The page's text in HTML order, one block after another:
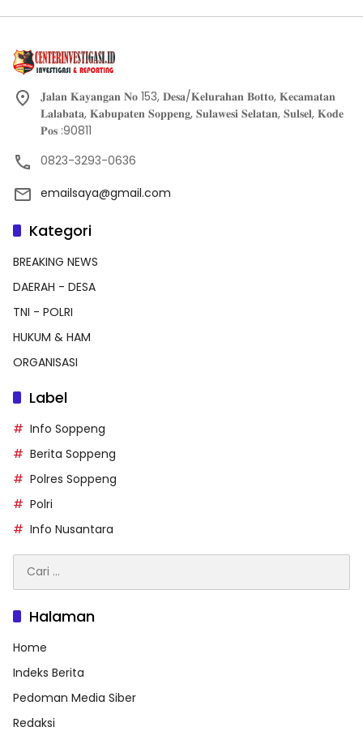
𝐉𝐚𝐥𝐚𝐧 𝐊𝐚𝐲𝐚𝐧𝐠𝐚𝐧 𝐍𝐨 153, 𝐃𝐞𝐬𝐚/𝐊𝐞𝐥𝐮𝐫𝐚𝐡𝐚𝐧 𝐁𝐨𝐭𝐭𝐨, 𝐊𝐞𝐜𝐚𝐦𝐚𝐭𝐚𝐧
𝐋𝐚𝐥𝐚𝐛𝐚𝐭𝐚, 𝐊𝐚𝐛𝐮𝐩𝐚𝐭𝐞𝐧 𝐒𝐨𝐩𝐩𝐞𝐧𝐠, 𝐒𝐮𝐥𝐚𝐰𝐞𝐬𝐢 𝐒𝐞𝐥𝐚𝐭𝐚𝐧, 𝐒𝐮𝐥𝐬𝐞𝐥, 𝐊𝐨𝐝𝐞
𝐏𝐨𝐬 :90811
0823-3293-0636
emailsaya@gmail.com
Kategori
BREAKING NEWS
DAERAH - DESA
TNI - POLRI
HUKUM & HAM
ORGANISASI
Label
Info Soppeng
Berita Soppeng
Polres Soppeng
Polri
Info Nusantara
untuk:
Halaman
Home
Indeks Berita
Pedoman Media Siber
Redaksi